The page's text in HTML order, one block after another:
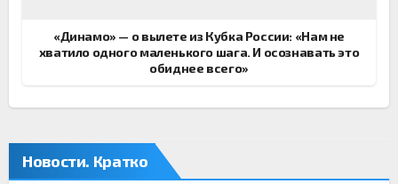
«Динамо» — о вылете из Кубка России: «Нам не
хватило одного маленького шага. И осознавать это
обиднее всего»
Новости. Кратко